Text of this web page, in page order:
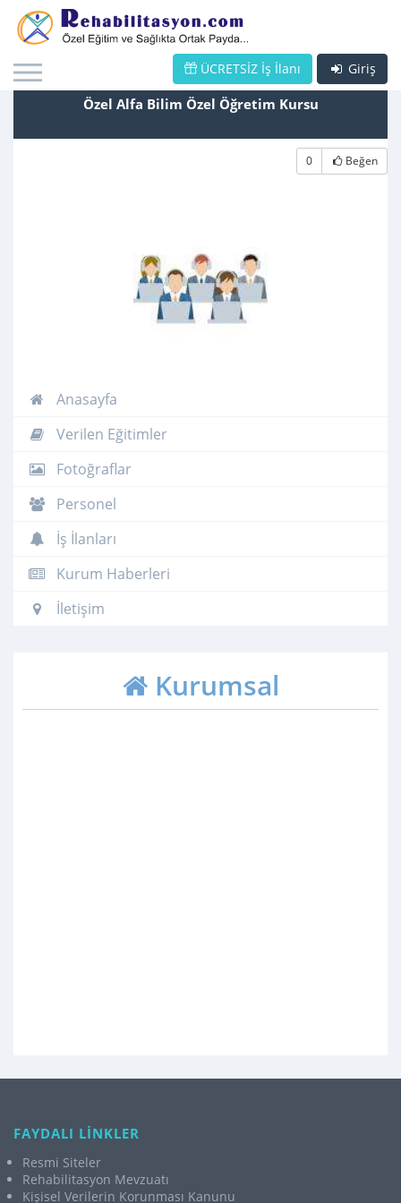
Giriş
ÜCRETSİZ İş İlanı
Özel Alfa Bilim Özel Öğretim Kursu
0 Beğen
Anasayfa
Verilen Eğitimler
Fotoğraflar
Personel
İş İlanları
Kurum Haberleri
İletişim
Kurumsal
FAYDALI LİNKLER
Resmi Siteler
Rehabilitasyon Mevzuatı
Kişisel Verilerin Korunması Kanunu